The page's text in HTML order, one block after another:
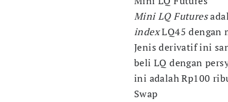
Mini LQ Futures
indexLQ45 dengan
Jenis derivatif ini
beli LQ dengan
ini adalah Rp100
Swap